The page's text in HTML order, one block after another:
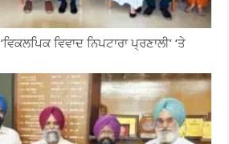
ਵਿਵਾਦ ਨਿਪਟਾਰਾ ਪ੍ਰਣਾਲੀ’ ‘ਤੇ